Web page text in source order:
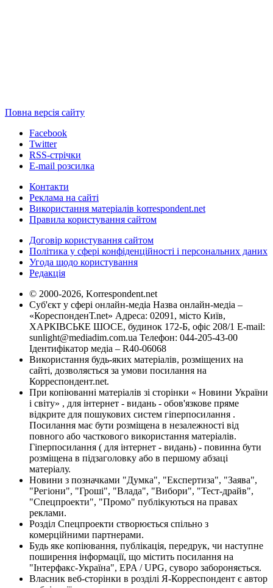
Повна версія сайту
Facebook
Twitter
RSS-стрічки
E-mail розсилка
Контакти
Реклама на сайті
Використання матеріалів korrespondent.net
Правила користування сайтом
Договір користування сайтом
Політика у сфері конфіденційності і персональних даних
Угода щодо користування
Редакція
© 2000-2026, Korrespondent.net
Суб'єкт у сфері онлайн-медіа Назва онлайн-медіа –
«КореспонденТ.net» Адреса: 02091, місто Київ,
ХАРКІВСЬКЕ ШОСЕ, будинок 172-Б, офіс 208/1 E-mail:
sunlight@mediadim.com.ua Телефон: 044-205-43-00
Ідентифікатор медіа – R40-06068
Використання будь-яких матеріалів, розміщених на
сайті, дозволяється за умови посилання на
Корреспондент.net.
При копіюванні матеріалів зі сторінки « Новини України
і світу» , для інтернет - видань - обов'язкове пряме
відкрите для пошукових систем гіперпосилання .
Посилання має бути розміщена в незалежності від
повного або часткового використання матеріалів.
Гіперпосилання ( для інтернет - видань) - повинна бути
розміщена в підзаголовку або в першому абзаці
матеріалу.
Новини з позначками "Думка", "Експертиза", "Заява",
"Регіони", "Гроші", "Влада", "Вибори", "Тест-драйв",
"Спецпроекти", "Промо" публікуються на правах
реклами.
Розділ Спецпроекти створюється спільно з
комерційними партнерами.
Будь яке копіювання, публікація, передрук, чи наступне
поширення інформації, що містить посилання на
"Інтерфакс-Україна", EPA / UPG, суворо забороняється.
Власник веб-сторінки в розділі Я-Корреспондент є автор